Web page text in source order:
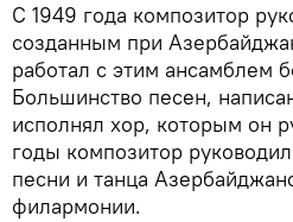
С 1949 года композитор
созданным при
работал с этим ансамблем
Большинство песен,
исполнял хор, которым он
годы композитор
песни и танца
филармонии.